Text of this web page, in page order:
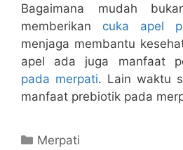
Bagaimana mudah
memberikan cuka apel
menjaga membantu
apel ada juga manfaat
pada merpati. Lain waktu
manfaat prebiotik pada
Categories
Merpati